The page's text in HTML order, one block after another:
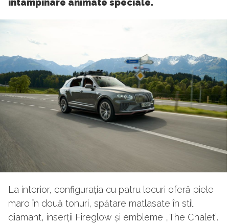
întâmpinare animate speciale.
La interior, configurația cu patru locuri oferă piele
maro în două tonuri, spătare matlasate în stil
diamant, inserții Fireglow și embleme „The Chalet”.